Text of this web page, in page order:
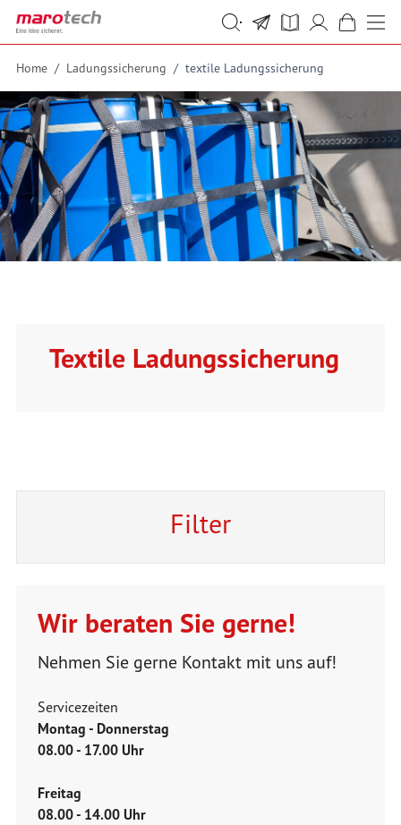
Skip to Content
Suche
Suche
Home / Ladungssicherung / textile Ladungssicherung
Textile Ladungssicherung
Filter
Wir beraten Sie gerne!
Nehmen Sie gerne Kontakt mit uns auf!
Servicezeiten
Montag - Donnerstag
08.00 - 17.00 Uhr
Freitag
08.00 - 14.00 Uhr